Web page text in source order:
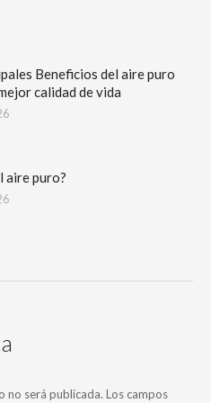
Beneficios del aire puro
calidad de vida
aire puro?
no será publicada. Los campos